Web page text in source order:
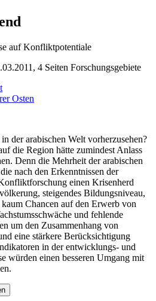
auf Konfliktpotentiale
4 Seiten Forschungsgebiete
Osten
der arabischen Welt vorherzusehen?
die Region hätte zumindest Anlass
Denn die Mehrheit der arabischen
nach den Erkenntnissen der
einen Krisenherd
steigendes Bildungsniveau,
Chancen auf den Erwerb von
und fehlende
um den Zusammenhang von
eine stärkere Berücksichtigung
in der entwicklungs- und
würden einen besseren Umgang mit